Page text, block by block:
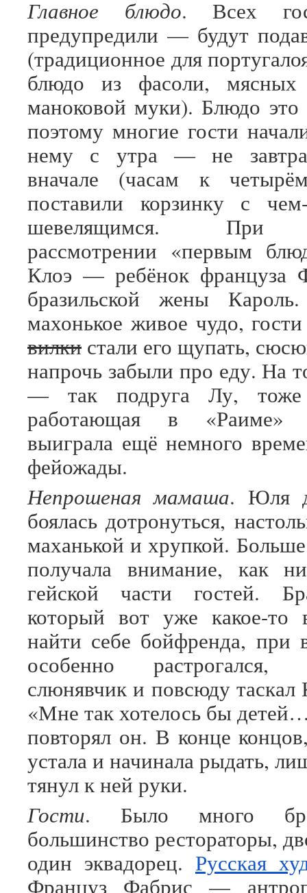
Главное блюдо. Всех
предупредили — будут
(традиционное для
блюдо из фасоли, мясных
маноковой муки). Блюдо это
поэтому многие гости
нему с утра — не
вначале (часам к
поставили корзинку с
шевелящимся. При
рассмотрении «первым
Клоэ — ребёнок француза
бразильской жены
махонькое живое чудо,
вилки стали его щупать,
напрочь забыли про еду. На
— так подруга Лу, тоже
работающая в «Раиме»
выиграла ещё немного
фейожады.
Непрошеная мамаша. Юля
боялась дотронуться,
маханькой и хрупкой. Больше
получала внимание, как
гейской части гостей.
который вот уже какое-то
найти себе бойфренда, при
особенно
слюнявчик и повсюду таскал
«Мне так хотелось бы
повторял он. В конце
устала и начинала рыдать,
тянул к ней руки.
Гости. Было много
большинство рестораторы,
один эквадорец. Русская
Француз Фабрис —